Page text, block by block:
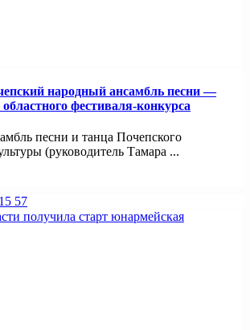
народный ансамбль песни —
фестиваля-конкурса
песни и танца Почепского
(руководитель Тамара ...
57